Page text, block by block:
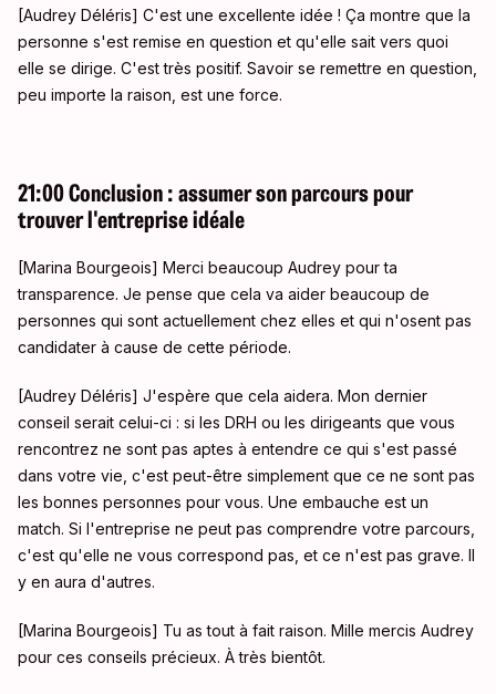
[Audrey Déléris] C'est une excellente idée ! Ça montre que la
personne s'est remise en question et qu'elle sait vers quoi
elle se dirige. C'est très positif. Savoir se remettre en question,
peu importe la raison, est une force.
21:00 Conclusion : assumer son parcours pour
trouver l'entreprise idéale
[Marina Bourgeois] Merci beaucoup Audrey pour ta
transparence. Je pense que cela va aider beaucoup de
personnes qui sont actuellement chez elles et qui n'osent pas
candidater à cause de cette période.
[Audrey Déléris] J'espère que cela aidera. Mon dernier
conseil serait celui-ci : si les DRH ou les dirigeants que vous
rencontrez ne sont pas aptes à entendre ce qui s'est passé
dans votre vie, c'est peut-être simplement que ce ne sont pas
les bonnes personnes pour vous. Une embauche est un
match. Si l'entreprise ne peut pas comprendre votre parcours,
c'est qu'elle ne vous correspond pas, et ce n'est pas grave. Il
y en aura d'autres.
[Marina Bourgeois] Tu as tout à fait raison. Mille mercis Audrey
pour ces conseils précieux. À très bientôt.